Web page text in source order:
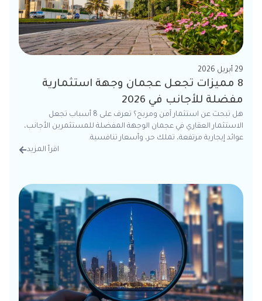
29 أبريل 2026
8 مميزات تجعل عجمان وجهة استثمارية
مفضلة للأجانب في 2026
هل تبحث عن استثمار آمن ومربح؟ تعرف على 8 أسباب تجعل
الاستثمار العقاري في عجمان الوجهة المفضلة للمستثمرين الأجانب،
عوائد إيجارية مرتفعة، تملك حر، وأسعار تنافسية.
اقرأ المزيد